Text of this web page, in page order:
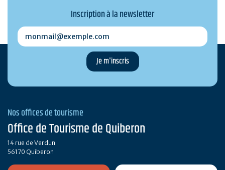
Inscription à la newsletter
monmail@exemple.com
Nos offices de tourisme
Office de Tourisme de Quiberon
14 rue de Verdun
56170 Quiberon